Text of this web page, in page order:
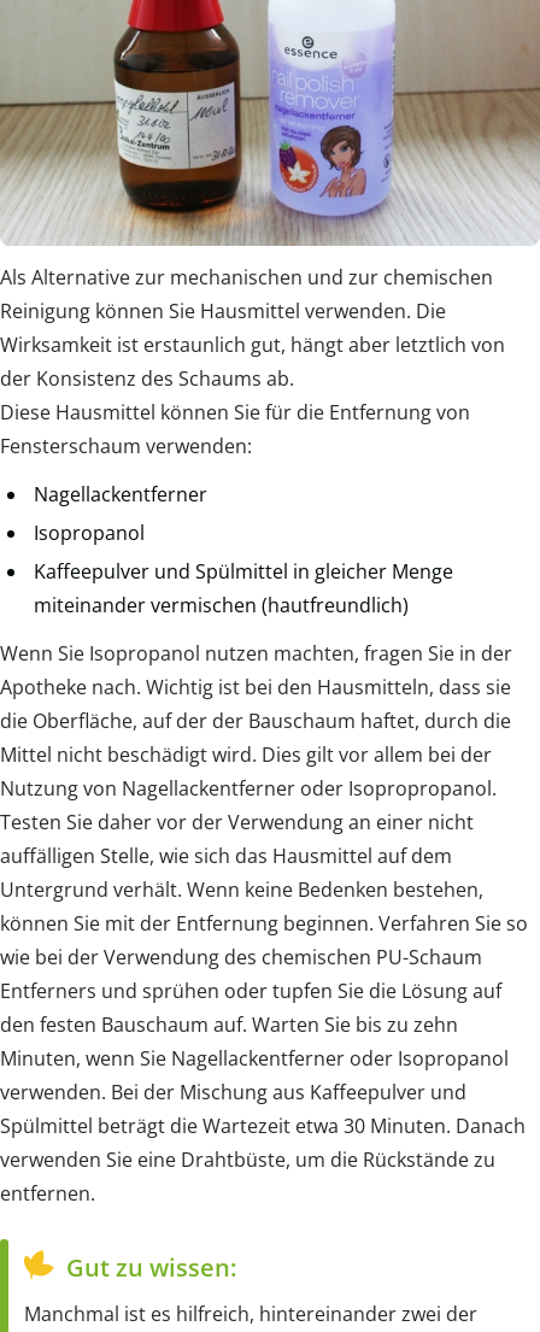
Als Alternative zur mechanischen und zur chemischen
Reinigung können Sie Hausmittel verwenden. Die
Wirksamkeit ist erstaunlich gut, hängt aber letztlich von
der Konsistenz des Schaums ab.
Diese Hausmittel können Sie für die Entfernung von
Fensterschaum verwenden:
Nagellackentferner
Isopropanol
Kaffeepulver und Spülmittel in gleicher Menge
miteinander vermischen (hautfreundlich)
Wenn Sie Isopropanol nutzen machten, fragen Sie in der
Apotheke nach. Wichtig ist bei den Hausmitteln, dass sie
die Oberfläche, auf der der Bauschaum haftet, durch die
Mittel nicht beschädigt wird. Dies gilt vor allem bei der
Nutzung von Nagellackentferner oder Isopropropanol.
Testen Sie daher vor der Verwendung an einer nicht
auffälligen Stelle, wie sich das Hausmittel auf dem
Untergrund verhält. Wenn keine Bedenken bestehen,
können Sie mit der Entfernung beginnen. Verfahren Sie so
wie bei der Verwendung des chemischen PU-Schaum
Entferners und sprühen oder tupfen Sie die Lösung auf
den festen Bauschaum auf. Warten Sie bis zu zehn
Minuten, wenn Sie Nagellackentferner oder Isopropanol
verwenden. Bei der Mischung aus Kaffeepulver und
Spülmittel beträgt die Wartezeit etwa 30 Minuten. Danach
verwenden Sie eine Drahtbüste, um die Rückstände zu
entfernen.
Gut zu wissen:
Manchmal ist es hilfreich, hintereinander zwei der